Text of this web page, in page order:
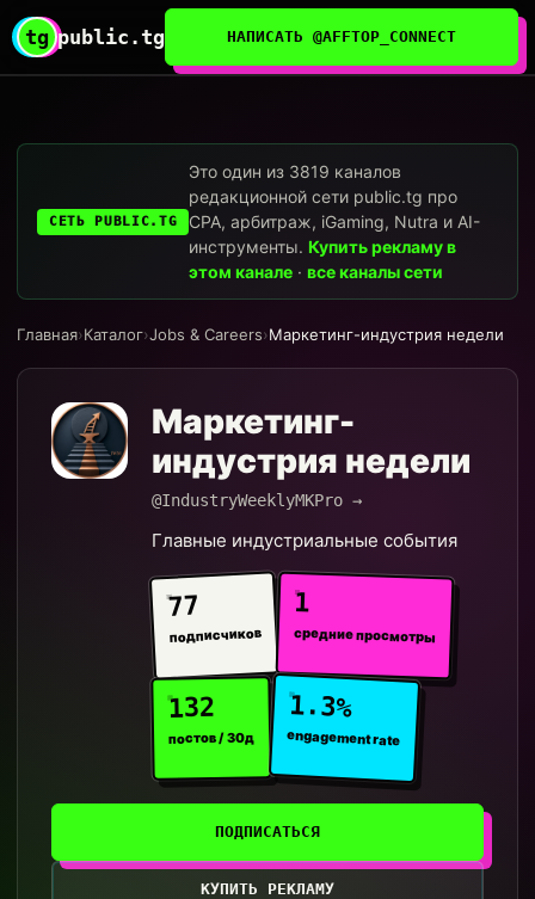
tg public.tg НАПИСАТЬ @AFFTOP_CONNECT
СЕТЬ PUBLIC.TG
Это один из 3819 каналов
редакционной сети public.tg про
CPA, арбитраж, iGaming, Nutra и AI-
инструменты.Купить рекламу в
этом канале ·все каналы сети
Главная›Каталог›Jobs & Careers›Маркетинг-индустрия недели
Маркетинг-
индустрия недели
@IndustryWeeklyMKPro →
Главные индустриальные события
77
подписчиков
1
средние просмотры
132
постов / 30д
1.3%
engagement rate
ПОДПИСАТЬСЯ
КУПИТЬ РЕКЛАМУ